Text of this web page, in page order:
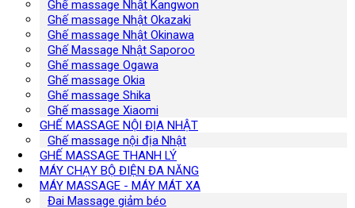
Ghế massage Nhật Kangwon
Ghế massage Nhật Okazaki
Ghế massage Nhật Okinawa
Ghế Massage Nhật Saporoo
Ghế massage Ogawa
Ghế massage Okia
Ghế massage Shika
Ghế massage Xiaomi
GHẾ MASSAGE NỘI ĐỊA NHẬT
Ghế massage nội địa Nhật
GHẾ MASSAGE THANH LÝ
MÁY CHẠY BỘ ĐIỆN ĐA NĂNG
MÁY MASSAGE - MÁY MÁT XA
Đai Massage giảm béo